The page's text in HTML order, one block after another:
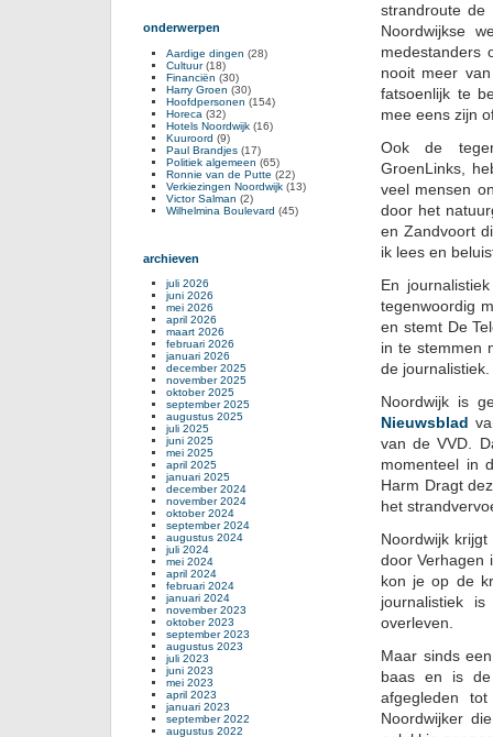
strandroute
Noordwijkse
medestanders
nooit meer
fatsoenlijk te
mee eens zijn
Ook de
GroenLinks,
veel mensen
door het
en Zandvoort
ik lees en
En
tegenwoordig
en stemt De
in te stemmen
de journalistiek.
Noordwijk is
Nieuwsblad
van de VVD.
momenteel in
Harm Dragt
het
Noordwijk
door Verhagen
kon je op de
journalistiek
overleven.
Maar sinds
baas en is de
afgegleden
Noordwijker
onderwerpen
Aardige dingen (28)
Cultuur(18)
Financiën (30)
Harry Groen (30)
Hoofdpersonen (154)
Horeca (32)
Hotels Noordwijk (16)
Kuuroord (9)
Paul Brandjes (17)
Politiek algemeen (65)
Ronnie van de Putte (22)
Verkiezingen Noordwijk (13)
Victor Salman (2)
Wilhelmina Boulevard (45)
archieven
juli 2026
juni 2026
mei 2026
april 2026
maart 2026
februari 2026
januari 2026
december 2025
november 2025
oktober 2025
september 2025
augustus 2025
juli 2025
juni 2025
mei 2025
april 2025
januari 2025
december 2024
november 2024
oktober 2024
september 2024
augustus 2024
juli 2024
mei 2024
april 2024
februari 2024
januari 2024
november 2023
oktober 2023
september 2023
augustus 2023
juli 2023
juni 2023
mei 2023
april 2023
januari 2023
september 2022
augustus 2022